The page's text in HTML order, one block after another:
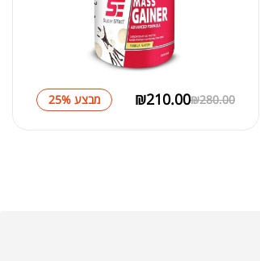
₪280.00
₪210.00 מבצע 25%